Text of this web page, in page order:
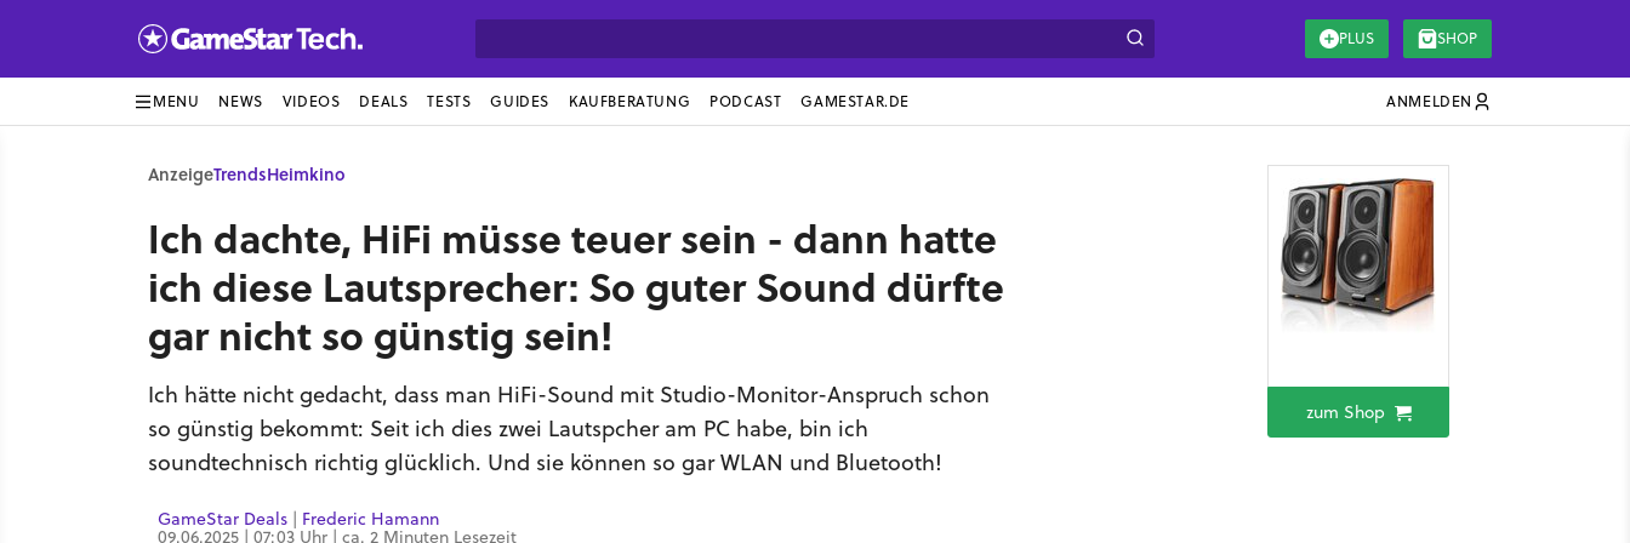
PLUS SHOP
MENU NEWS VIDEOS DEALS TESTS GUIDES KAUFBERATUNG PODCAST GAMESTAR.DE ANMELDEN
AnzeigeTrendsHeimkino
Ich dachte, HiFi müsse teuer sein - dann hatte
ich diese Lautsprecher: So guter Sound dürfte
gar nicht so günstig sein!
Ich hätte nicht gedacht, dass man HiFi-Sound mit Studio-Monitor-Anspruch schon
so günstig bekommt: Seit ich dies zwei Lautspcher am PC habe, bin ich
soundtechnisch richtig glücklich. Und sie können so gar WLAN und Bluetooth!
zum Shop
GameStar Deals | Frederic Hamann
09.06.2025 | 07:03 Uhr | ca. 2 Minuten Lesezeit